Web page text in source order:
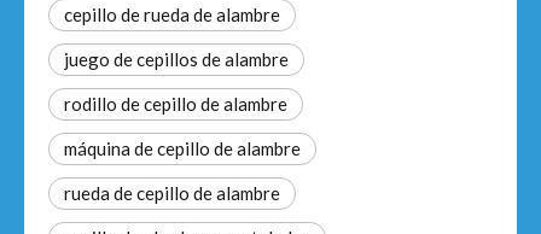
cepillo de rueda de alambre
juego de cepillos de alambre
rodillo de cepillo de alambre
máquina de cepillo de alambre
rueda de cepillo de alambre